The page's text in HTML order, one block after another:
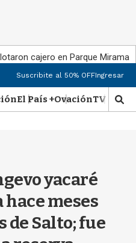
cajero en Parque Miramar
Suscribite al 50% OFFIngresar
El País +OvaciónTV Show
M
o
yacaré
meses
de Salto; fue